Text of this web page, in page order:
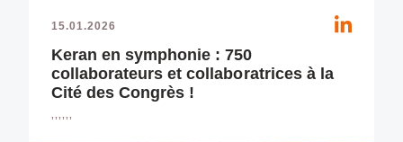
15.01.2026
Keran en symphonie : 750
collaborateurs et collaboratrices à la
Cité des Congrès !